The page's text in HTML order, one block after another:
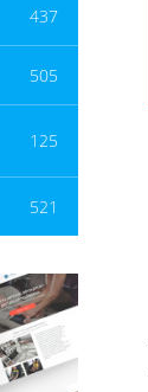
437
505
125
521